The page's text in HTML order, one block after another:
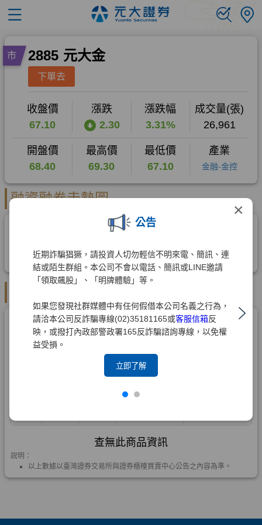
×
公告
近期詐騙猖獗，請投資人切勿輕信不明來電、簡訊、連
結或陌生群組。本公司不會以電話、簡訊或LINE邀請
「領取飆股」、「明牌體驗」等。
如果您發現社群媒體中有任何假借本公司名義之行為，
請洽本公司反詐騙專線(02)35181165或客服信箱反
映，或撥打內政部警政署165反詐騙諮詢專線，以免權
益受損。
立即了解